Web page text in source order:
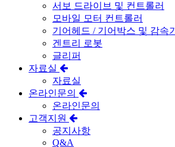
서보 드라이브 및 컨트롤러
모바일 모터 컨트롤러
기어헤드 / 기어박스 및 감속기
겐트리 로봇
글리퍼
자료실
자료실
온라인문의
온라인문의
고객지원
공지사항
Q&A